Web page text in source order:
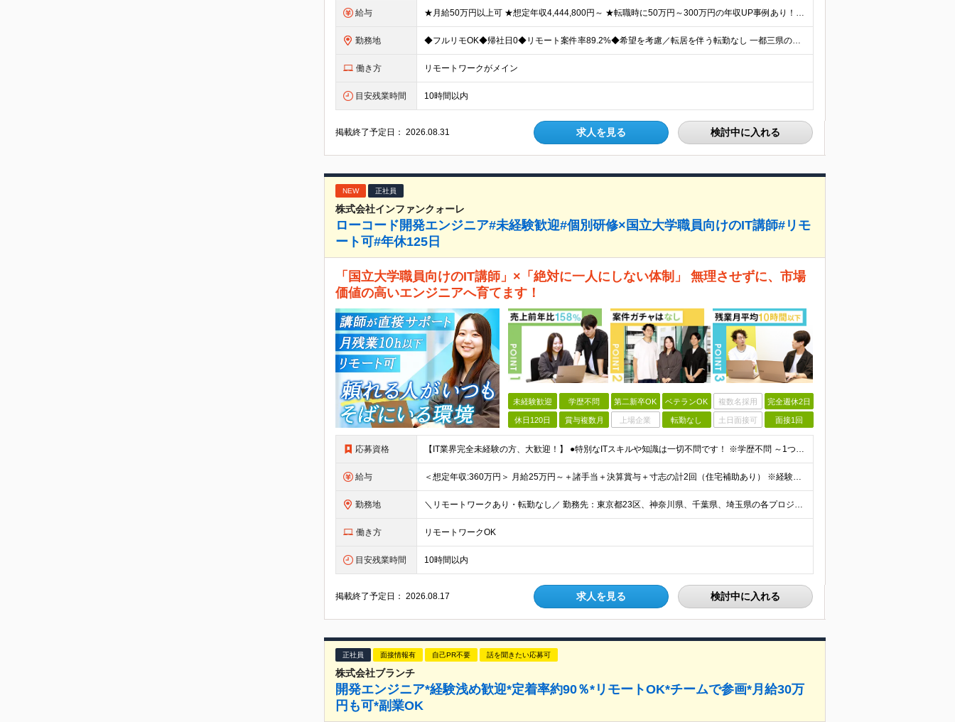
給与 ★月給50万円以上可 ★想定年収4,444,800円～ ★転職時に50万円～300万円の年収UP事例あり！ ★入社1年で年収が120万円上がった社員もいます！ 月給370,400円〜 ※経験やスキル
勤務地 ◆フルリモOK◆帰社日0◆リモート案件率89.2%◆希望を考慮／転居を伴う転勤なし 一都三県のクライアント先＋在宅勤務（案件により異なります） 【本社】東京都千代田区内幸町2-2-3 日比谷国際ビル
働き方 リモートワークがメイン
目安残業時間 10時間以内
掲載終了予定日：2026.08.31 求人を見る 検討中に入れる
NEW 正社員
株式会社インファンクォーレ
ローコード開発エンジニア#未経験歓迎#個別研修×国立大学職員向けのIT講師#リモ
ート可#年休125日
「国立大学職員向けのIT講師」×「絶対に一人にしない体制」 無理させずに、市場
価値の高いエンジニアへ育てます！
未経験歓迎 学歴不問 第二新卒OK ベテランOK 複数名採用 完全週休2日
休日120日 賞与複数月 上場企業 転勤なし 土日面接可 面接1回
応募資格 【IT業界完全未経験の方、大歓迎！】 ●特別なITスキルや知識は一切不問です！ ※学歴不問 ～1つでも当てはまる方は大歓迎！～ ★「IT業界に興味があるけど知識がない」という方 ★「誰かに質問しやす
給与 ＜想定年収:360万円＞ 月給25万円～＋諸手当＋決算賞与＋寸志の計2回（住宅補助あり） ※経験・スキルを考慮の上決定 ※固定残業代（30時間分／4万8000円～）含む。超過分は別途全額支給 ※試用期
勤務地 ＼リモートワークあり・転勤なし／ 勤務先：東京都23区、神奈川県、千葉県、埼玉県の各プロジェクト先 ※リモートワーク可能ですが案件により変更の場合がございます。 ■本社 東京都豊島区南池袋1-16-
働き方 リモートワークOK
目安残業時間 10時間以内
掲載終了予定日：2026.08.17 求人を見る 検討中に入れる
正社員 面接情報有 自己PR不要 話を聞きたい応募可
株式会社ブランチ
開発エンジニア*経験浅め歓迎*定着率約90％*リモートOK*チームで参画*月給30万
円も可*副業OK